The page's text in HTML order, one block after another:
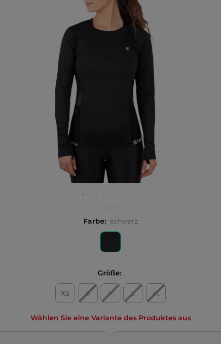
Farbe: schwarz
Größe:
XS S M L XL
Wählen Sie eine Variante des Produktes aus